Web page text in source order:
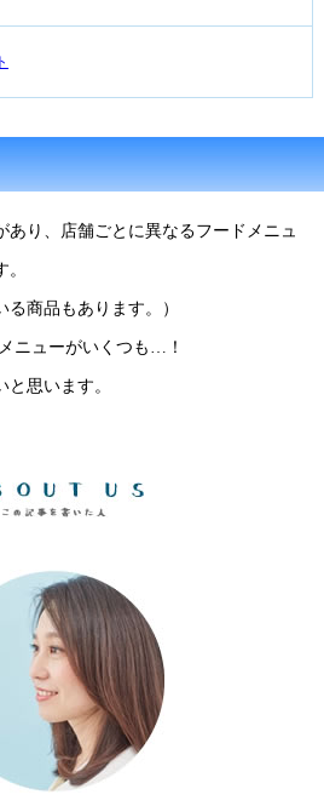
り、店舗ごとに異なるフードメニュ
る商品もあります。）
ニューがいくつも…！
思います。